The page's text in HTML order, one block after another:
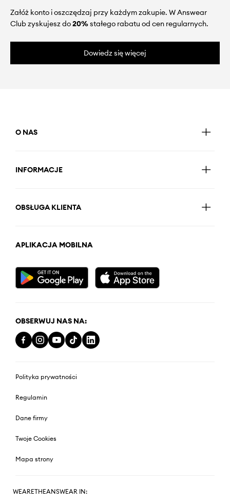
Załóż konto i oszczędzaj przy każdym zakupie. W Answear
Club zyskujesz do20%stałego rabatu od cen regularnych.
Dowiedz się więcej
O NAS
INFORMACJE
OBSŁUGA KLIENTA
APLIKACJA MOBILNA
OBSERWUJ NAS NA:
Polityka prywatności
Regulamin
Dane firmy
Twoje Cookies
Mapa strony
WEARETHEANSWEAR IN: